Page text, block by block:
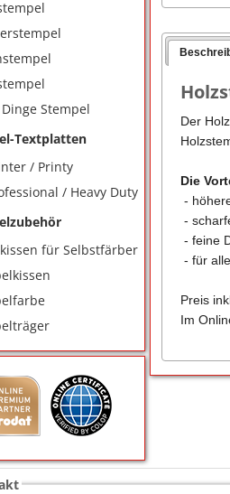
Stempel
Textplatten
/ Printy
/ Heavy Duty
für Selbstfärber
Der
Die
-
-
- feine
- für
Preis
Im